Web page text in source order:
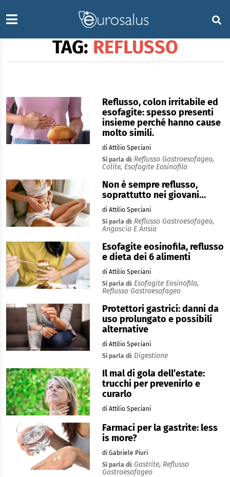
TAG: REFLUSSO
Reflusso, colon irritabile ed
esofagite: spesso presenti
insieme perché hanno cause
molto simili.
di Attilio Speciani
Si parla di: Reflusso Gastroesofageo,
Colite, Esofagite Eosinofila
Non è sempre reflusso,
soprattutto nei giovani…
di Attilio Speciani
Si parla di: Reflusso Gastroesofageo,
Angoscia E Ansia
Esofagite eosinofila, reflusso
e dieta dei 6 alimenti
di Attilio Speciani
Si parla di: Esofagite Eosinofila,
Reflusso Gastroesofageo
Protettori gastrici: danni da
uso prolungato e possibili
alternative
di Attilio Speciani
Si parla di: Digestione
Il mal di gola dell’estate:
trucchi per prevenirlo e
curarlo
di Attilio Speciani
Farmaci per la gastrite: less
is more?
di Gabriele Piuri
Si parla di: Gastrite, Reflusso
Gastroesofageo